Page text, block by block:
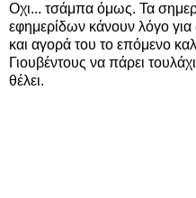
Οχι... τσάμπα όμως. Τα
εφημερίδων κάνουν λόγο
και αγορά του το επόμενο
Γιουβέντους να πάρει
θέλει.